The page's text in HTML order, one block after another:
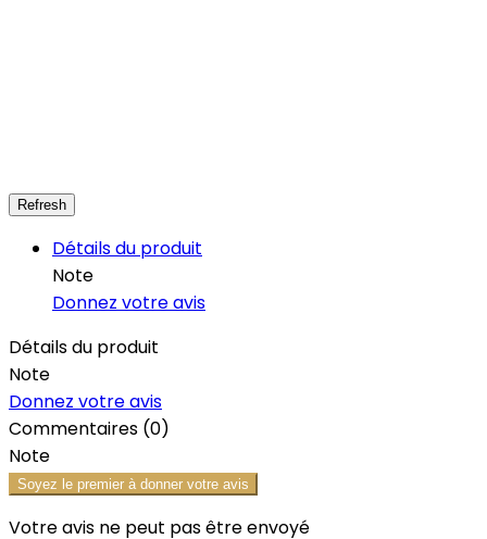
Détails du produit
Note
Donnez votre avis
Détails du produit
Note
Donnez votre avis
Commentaires (0)
Note
Soyez le premier à donner votre avis
Votre avis ne peut pas être envoyé